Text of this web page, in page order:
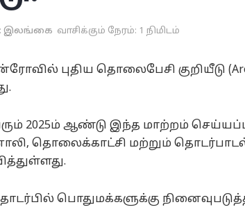
இலங்கை வாசிக்கும் நேரம்: 1 நிமிடம்
புதிய தொலைபேசி குறியீடு
2025ம் ஆண்டு இந்த மாற்றம்
தொலைக்காட்சி மற்றும்
பொதுமக்களுக்கு